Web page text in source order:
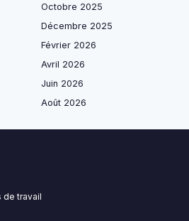
Octobre 2025
Décembre 2025
Février 2026
Avril 2026
Juin 2026
Août 2026
de travail